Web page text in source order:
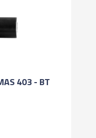
403 - BT